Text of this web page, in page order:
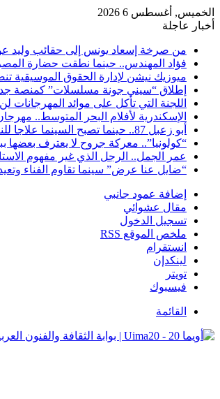
الخميس, أغسطس 6 2026
أخبار عاجلة
من صرخة إسعاد يونس إلى حقائب وليد
فؤاد المهندس.. حينما نطقت حضارة
ميوزيك نيشن لإدارة الحقوق الموسيقية
إطلاق “سيني جونة مسلسلات” كمنصة
اللجنة التي تأكل على موائد المهرجانات
الإسكندرية لأفلام البحر المتوسط..
أبو زعبل 87.. حينما تصبح السينما علاجا للنفس
“كولونيا”.. معركة جروح لا يعترف بعضها
عمر الجمل.. الرجل الذي غير مفهوم
“ضايل عنا عرض” سينما تقاوم الفناء
إضافة عمود جانبي
مقال عشوائي
تسجيل الدخول
ملخص الموقع RSS
انستقرام
لينكدإن
تويتر
فيسبوك
القائمة